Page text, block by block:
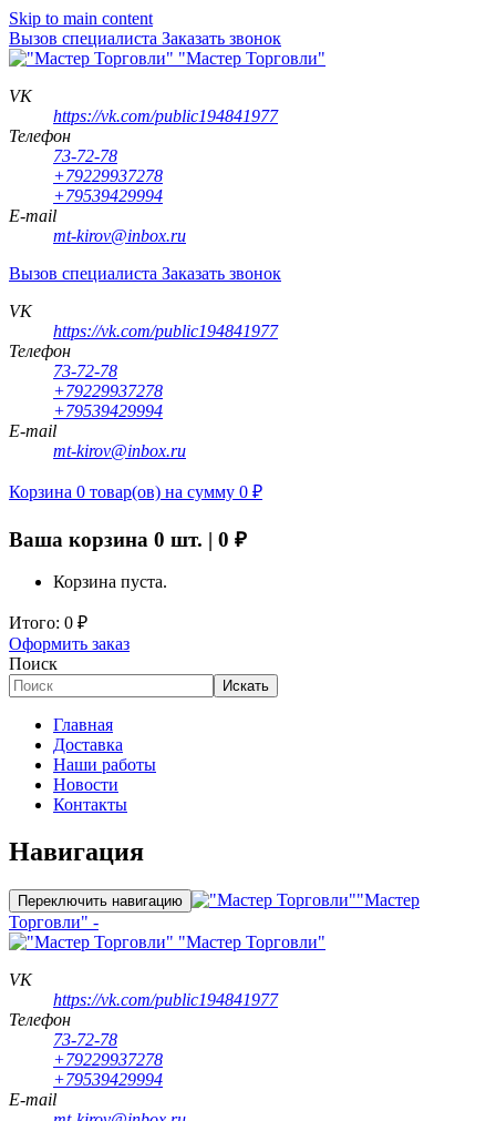
Skip to main content
Вызов специалиста Заказать звонок
"Мастер Торговли"
VK
https://vk.com/public194841977
Телефон
73-72-78
+79229937278
+79539429994
E-mail
mt-kirov@inbox.ru
Вызов специалиста Заказать звонок
VK
https://vk.com/public194841977
Телефон
73-72-78
+79229937278
+79539429994
E-mail
mt-kirov@inbox.ru
Корзина 0 товар(ов) на сумму 0 ₽
Ваша корзина 0 шт. | 0 ₽
Корзина пуста.
Итого: 0 ₽
Оформить заказ
Поиск
Искать
Главная
Доставка
Наши работы
Новости
Контакты
Навигация
Переключить навигацию
"Мастер
Торговли" -
"Мастер Торговли"
VK
https://vk.com/public194841977
Телефон
73-72-78
+79229937278
+79539429994
E-mail